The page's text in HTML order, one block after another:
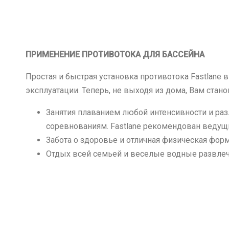
ПРИМЕНЕНИЕ ПРОТИВОТОКА ДЛЯ БАССЕЙНА
Простая и быстрая установка противотока
эксплуатации. Теперь, не выходя из дома, Вам
Занятия плаванием любой интенсивности и
соревнованиям. Fastlane рекомендован
Забота о здоровье и отличная физическая
Отдых всей семьей и веселые водные